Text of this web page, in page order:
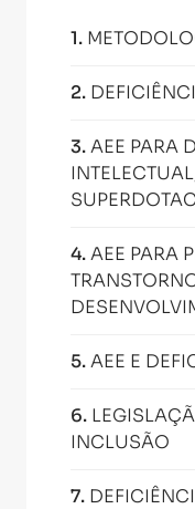
1.
2.
3.AEE PARA
4.AEE PARA
5.AEE E
6.
INCLUSÃO
7.